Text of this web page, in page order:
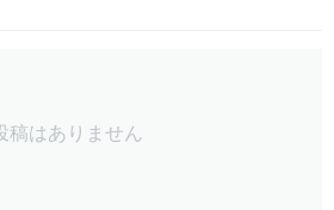
稿はありません